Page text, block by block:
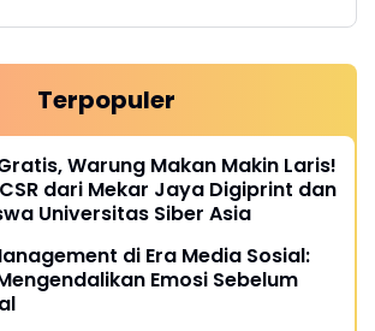
Terpopuler
Warung Makan Makin Laris!
dari Mekar Jaya Digiprint dan
Universitas Siber Asia
di Era Media Sosial:
Emosi Sebelum